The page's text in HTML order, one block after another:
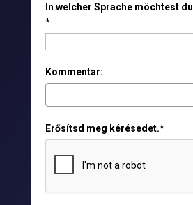
In welcher Sprache möchtest
*
Kommentar:
Erősítsd meg kérésedet.*